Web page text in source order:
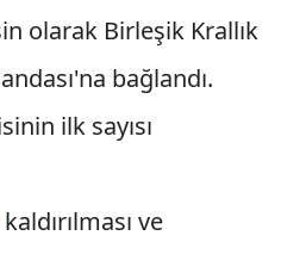
olarak Birleşik Krallık
bağlandı.
ilk sayısı
kaldırılması ve